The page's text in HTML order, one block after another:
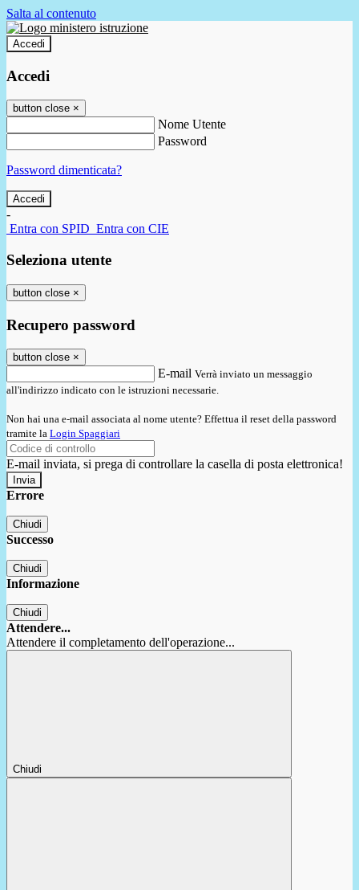
Salta al contenuto
Accedi
Accedi
button close ×
Nome Utente
Password
Password dimenticata?
-
Entra con SPID Entra con CIE
Seleziona utente
button close ×
Recupero password
button close ×
E-mail Verrà inviato un messaggio
all'indirizzo indicato con le istruzioni necessarie.
Non hai una e-mail associata al nome utente? Effettua il reset della password
tramite la Login Spaggiari
E-mail inviata, si prega di controllare la casella di posta elettronica!
Errore
Chiudi
Successo
Chiudi
Informazione
Chiudi
Attendere...
Attendere il completamento dell'operazione...
Chiudi